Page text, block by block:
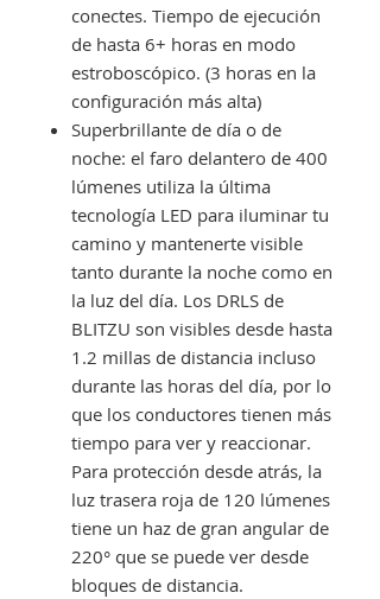
conectes. Tiempo de ejecución
de hasta 6+ horas en modo
estroboscópico. (3 horas en la
configuración más alta)
Superbrillante de día o de
noche: el faro delantero de 400
lúmenes utiliza la última
tecnología LED para iluminar tu
camino y mantenerte visible
tanto durante la noche como en
la luz del día. Los DRLS de
BLITZU son visibles desde hasta
1.2 millas de distancia incluso
durante las horas del día, por lo
que los conductores tienen más
tiempo para ver y reaccionar.
Para protección desde atrás, la
luz trasera roja de 120 lúmenes
tiene un haz de gran angular de
220° que se puede ver desde
bloques de distancia.